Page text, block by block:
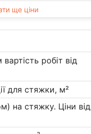
ще ціни
робіт від
для стяжки, м²
на стяжку. Ціни від